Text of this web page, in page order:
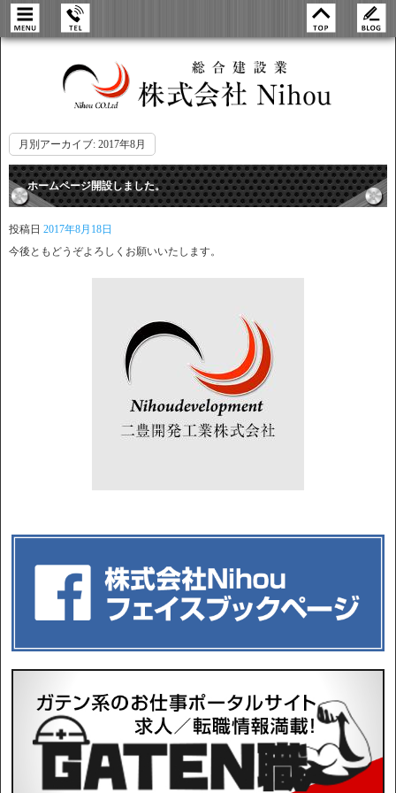
月別アーカイブ: 2017年8月
ホームページ開設しました。
投稿日 2017年8月18日
今後ともどうぞよろしくお願いいたします。